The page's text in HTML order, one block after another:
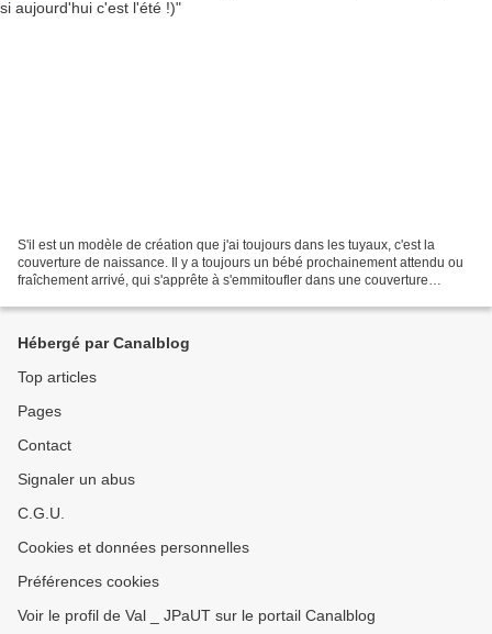
S'il est un modèle de création que j'ai toujours dans les tuyaux, c'est la
couverture de naissance. Il y a toujours un bébé prochainement attendu ou
fraîchement arrivé, qui s'apprête à s'emmitoufler dans une couverture
Hébergé par Canalblog
Top articles
Pages
Contact
Signaler un abus
C.G.U.
Cookies et données personnelles
Préférences cookies
Voir le profil de Val _ JPaUT sur le portail Canalblog